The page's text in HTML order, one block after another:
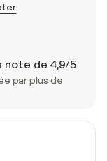
note de 4,9/5
par plus de